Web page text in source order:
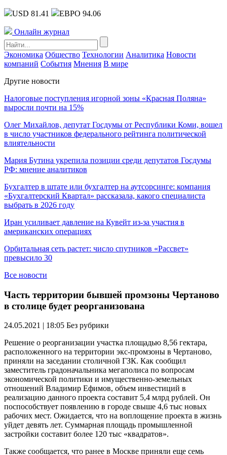
USD 81.41 ЕВРО 94.06
Онлайн журнал
Экономика Общество Технологии Аналитика Новости
компаний События Мнения В мире
Другие новости
Налоговые поступления игорной зоны «Красная Поляна»
выросли почти на 15%
Олег Михайлов, депутат Госдумы от Республики Коми, вошел
в число участников федерального рейтинга политической
влиятельности
Мария Бутина укрепила позиции среди депутатов Госдумы
РФ: мнение аналитиков
Бухгалтер в штате или бухгалтер на аутсорсинге: компания
«Бухгалтерский Квартал» рассказала, какого специалиста
выбрать в 2026 году
Иран усиливает давление на Кувейт из-за участия в
американских операциях
Орбитальная сеть растет: число спутников «Рассвет»
превысило 30
Все новости
Часть территории бывшей промзоны Чертаново
в столице будет реорганизована
24.05.2021 | 18:05 Без рубрики
Решение о реорганизации участка площадью 8,56 гектара,
расположенного на территории экс-промзоны в Чертаново,
приняли на заседании столичной ГЗК. Как сообщил
заместитель градоначальника мегаполиса по вопросам
экономической политики и имущественно-земельных
отношений Владимир Ефимов, объем инвестиций в
реализацию данного проекта составит 5,4 млрд рублей. Он
поспособствует появлению в городе свыше 4,6 тыс новых
рабочих мест. Ожидается, что на воплощение проекта в жизнь
уйдет девять лет. Суммарная площадь промышленной
застройки составит более 120 тыс «квадратов».
Также сообщается, что ранее в Москве приняли еще семь